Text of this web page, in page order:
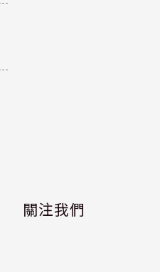
關注我們